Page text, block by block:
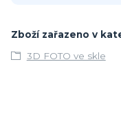
Zboží zařazeno v
3D FOTO ve skle